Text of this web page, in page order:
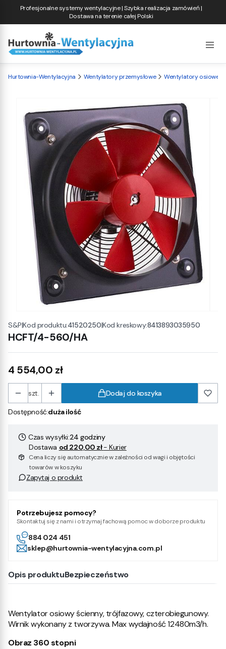
Profesjonalne systemy wentylacyjne | Szybka realizacja zamówień |
Dostawa na terenie całej Polski
Hurtownia-Wentylacyjna Wentylatory przemysłowe Wentylatory osiowe
S&P|Kod produktu:41520250|Kod kreskowy:8413893035950
HCFT/4-560/HA
Cena
4 554,00 zł
szt. Dodaj do koszyka
Dostępność:duża ilość
Czas wysyłki:24 godziny
Dostawa od 220,00 zł- Kurier
Cena liczy się automatycznie w zależności od wagi i objętości
towarów w koszyku
Zapytaj o produkt
Potrzebujesz pomocy?
Skontaktuj się z nami i otrzymaj fachową pomoc w doborze produktu
884 024 451
sklep@hurtownia-wentylacyjna.com.pl
Opis produktuBezpieczeństwo
Wentylator osiowy ścienny, trójfazowy, czterobiegunowy.
Wirnik wykonany z tworzywa. Max wydajność 12480m3/h.
Obraz 360 stopni